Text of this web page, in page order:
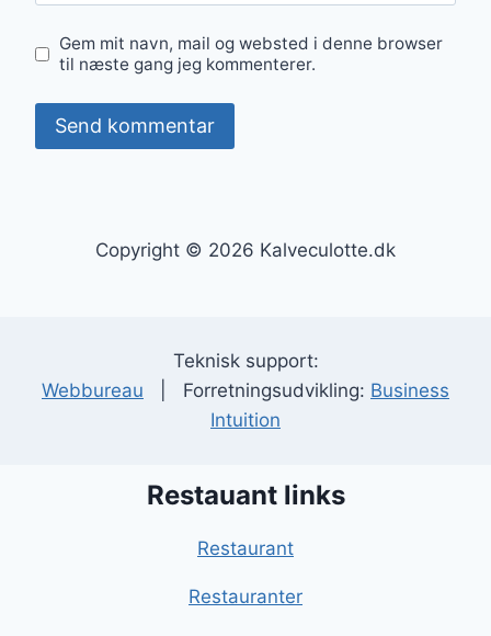
Gem mit navn, mail og websted i denne browser
til næste gang jeg kommenterer.
Copyright © 2026 Kalveculotte.dk
Teknisk support:
Webbureau | Forretningsudvikling: Business
Intuition
Restauant links
Restaurant
Restauranter